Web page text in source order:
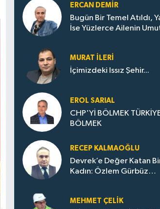
ERCAN DEMIR
Bugün Bir Temel Atıldı,
İse Yüzlerce Ailenin
MURAT İLERI
İçimizdeki Issız Şehir...
EROL SARIAL
CHP'Yİ BÖLMEK
BÖLMEK
RECEP KALMAOĞLU
Devrek’e Değer Katan
Kadın: Özlem Gürbüz
MEHMET ÇELIK